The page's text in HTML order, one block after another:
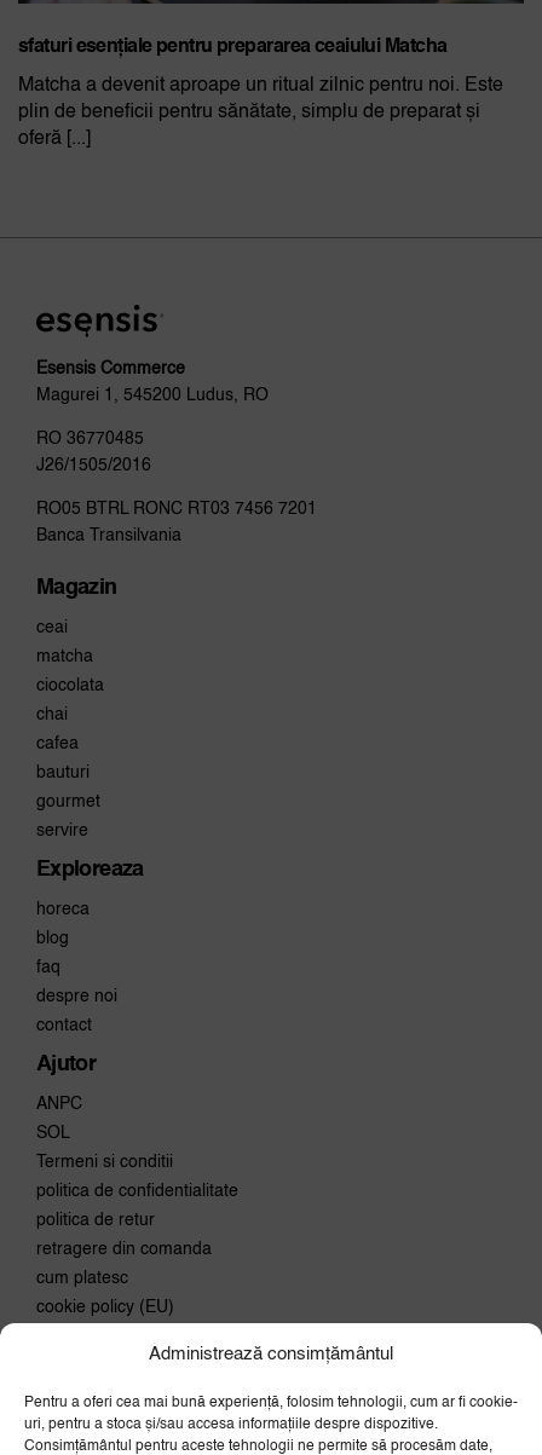
Administrează consimțământul
Pentru a oferi cea mai bună experiență, folosim tehnologii, cum ar fi cookie-
uri, pentru a stoca și/sau accesa informațiile despre dispozitive.
Consimțământul pentru aceste tehnologii ne permite să procesăm date,
sfaturi esențiale pentru prepararea ceaiului Matcha
Matcha a devenit aproape un ritual zilnic pentru noi. Este
plin de beneficii pentru sănătate, simplu de preparat și
oferă [...]
Esensis Commerce
Magurei 1, 545200 Ludus, RO
RO 36770485
J26/1505/2016
RO05 BTRL RONC RT03 7456 7201
Banca Transilvania
Magazin
ceai
matcha
ciocolata
chai
cafea
bauturi
gourmet
servire
Exploreaza
horeca
blog
faq
despre noi
contact
Ajutor
ANPC
SOL
Termeni si conditii
politica de confidentialitate
politica de retur
retragere din comanda
cum platesc
cookie policy (EU)
Aboneaza-te la newsletter si
primeste 10% discount la prima